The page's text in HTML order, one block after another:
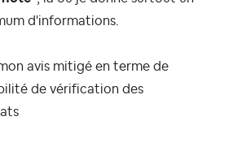
d'informations.
avis mitigé en terme de
de vérification des